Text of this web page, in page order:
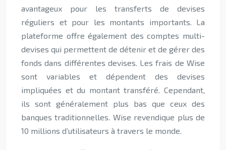
avantageux pour les transferts de devises
réguliers et pour les montants importants. La
plateforme offre également des comptes multi-
devises qui permettent de détenir et de gérer des
fonds dans différentes devises. Les frais de Wise
sont variables et dépendent des devises
impliquées et du montant transféré. Cependant,
ils sont généralement plus bas que ceux des
banques traditionnelles. Wise revendique plus de
10 millions d’utilisateurs à travers le monde.